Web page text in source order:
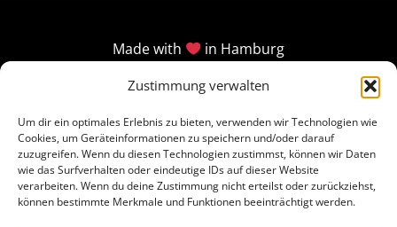
Zustimmung verwalten
Um dir ein optimales Erlebnis zu bieten, verwenden wir Technologien wie
Cookies, um Geräteinformationen zu speichern und/oder darauf
zuzugreifen. Wenn du diesen Technologien zustimmst, können wir Daten
wie das Surfverhalten oder eindeutige IDs auf dieser Website
verarbeiten. Wenn du deine Zustimmung nicht erteilst oder zurückziehst,
können bestimmte Merkmale und Funktionen beeinträchtigt werden.
Made with in Hamburg